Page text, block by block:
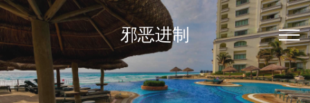
邪恶进制